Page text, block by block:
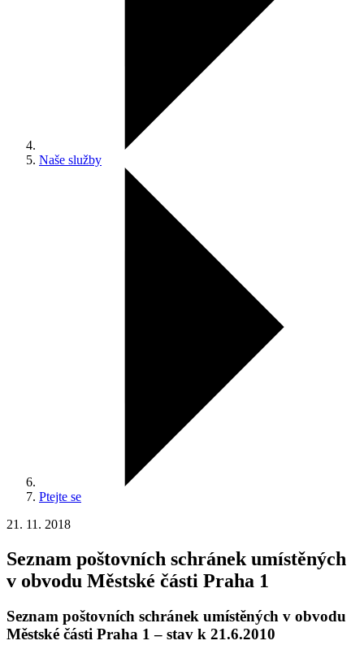
Naše služby
Ptejte se
21. 11. 2018
Seznam poštovních schránek umístěných
v obvodu Městské části Praha 1
Seznam poštovních schránek umístěných v obvodu
Městské části Praha 1 – stav k 21.6.2010